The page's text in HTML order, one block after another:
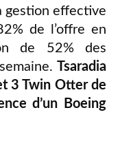
gestion effective
de l’offre en
de 52% des
Tsaradia
3 Twin Otter de
d’un Boeing